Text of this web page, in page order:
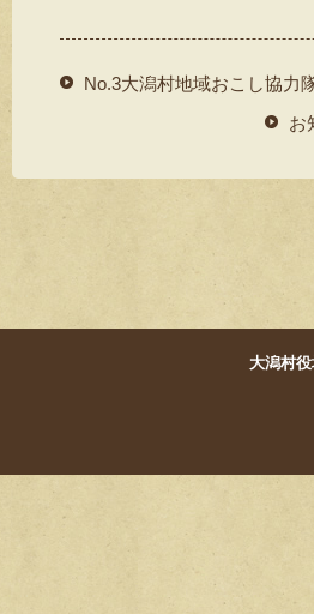
No.3大潟村地域おこし協力
お
大潟村役